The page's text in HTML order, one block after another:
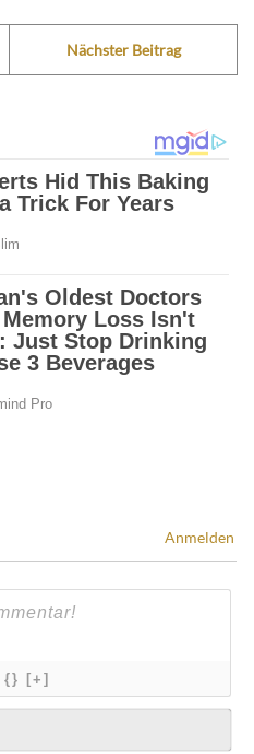
Nächster Beitrag
Anmelden
{} [+]